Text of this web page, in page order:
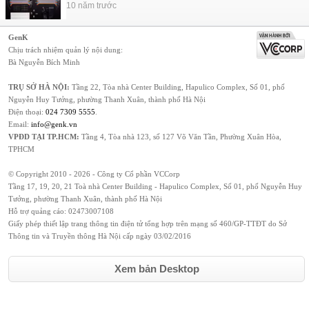
10 năm trước
GenK
Chịu trách nhiệm quản lý nội dung:
Bà Nguyễn Bích Minh
TRỤ SỞ HÀ NỘI: Tầng 22, Tòa nhà Center Building, Hapulico Complex, Số 01, phố
Nguyễn Huy Tưởng, phường Thanh Xuân, thành phố Hà Nội
Điện thoại: 024 7309 5555
Email: info@genk.vn
VPĐD TẠI TP.HCM: Tầng 4, Tòa nhà 123, số 127 Võ Văn Tần, Phường Xuân Hòa,
TPHCM
© Copyright 2010 - 2026 - Công ty Cổ phần VCCorp
Tầng 17, 19, 20, 21 Toà nhà Center Building - Hapulico Complex, Số 01, phố Nguyễn Huy
Tưởng, phường Thanh Xuân, thành phố Hà Nội
Hỗ trợ quảng cáo: 02473007108
Giấy phép thiết lập trang thông tin điện tử tổng hợp trên mạng số 460/GP-TTĐT do Sở
Thông tin và Truyền thông Hà Nội cấp ngày 03/02/2016
Xem bản Desktop